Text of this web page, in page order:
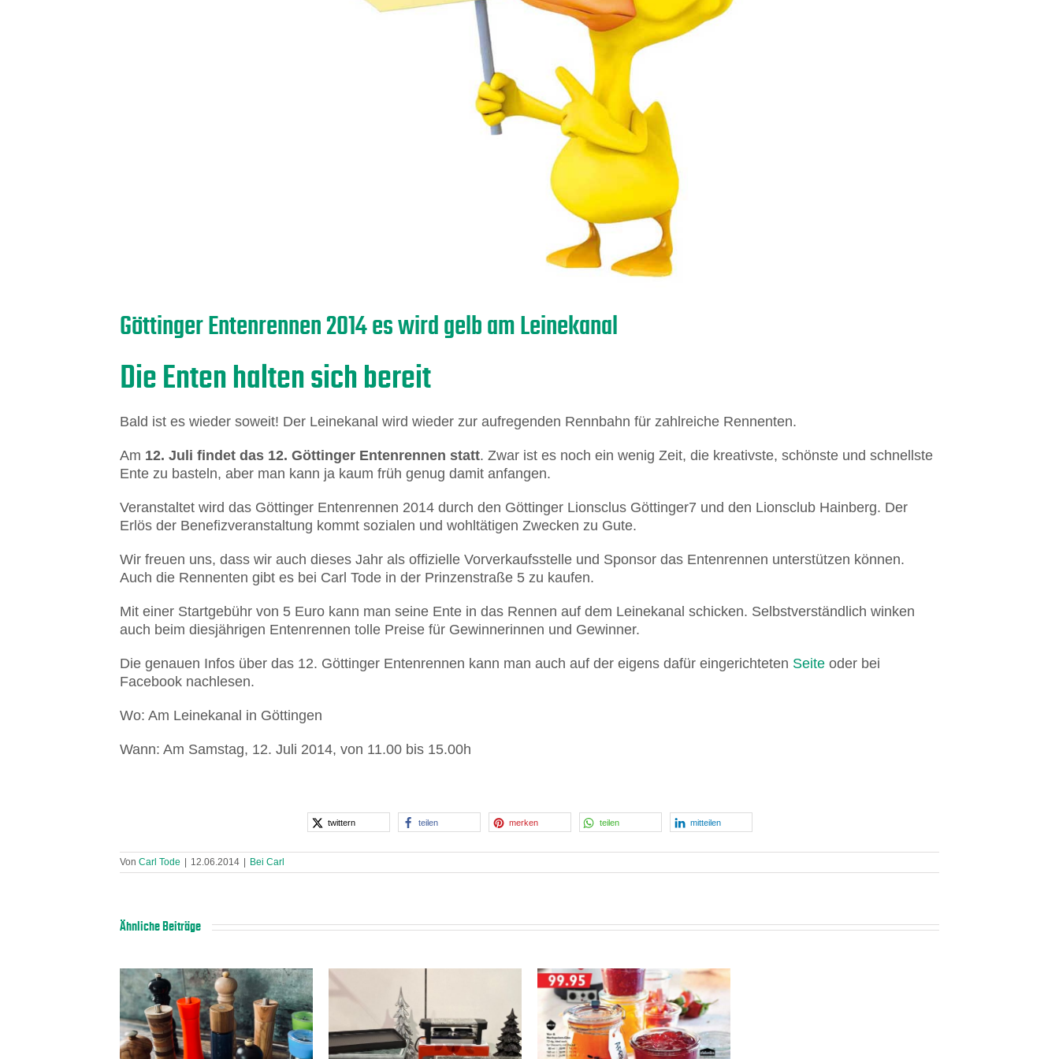
Göttinger Entenrennen 2014 es wird gelb am Leinekanal
Die Enten halten sich bereit
Bald ist es wieder soweit! Der Leinekanal wird wieder zur aufregenden Rennbahn für zahlreiche Rennenten.
Am 12. Juli findet das 12. Göttinger Entenrennen statt. Zwar ist es noch ein wenig Zeit, die kreativste, schönste und schnellste
Ente zu basteln, aber man kann ja kaum früh genug damit anfangen.
Veranstaltet wird das Göttinger Entenrennen 2014 durch den Göttinger Lionsclus Göttinger7 und den Lionsclub Hainberg. Der
Erlös der Benefizveranstaltung kommt sozialen und wohltätigen Zwecken zu Gute.
Wir freuen uns, dass wir auch dieses Jahr als offizielle Vorverkaufsstelle und Sponsor das Entenrennen unterstützen können.
Auch die Rennenten gibt es bei Carl Tode in der Prinzenstraße 5 zu kaufen.
Mit einer Startgebühr von 5 Euro kann man seine Ente in das Rennen auf dem Leinekanal schicken. Selbstverständlich winken
auch beim diesjährigen Entenrennen tolle Preise für Gewinnerinnen und Gewinner.
Die genauen Infos über das 12. Göttinger Entenrennen kann man auch auf der eigens dafür eingerichteten Seite oder bei
Facebook nachlesen.
Wo: Am Leinekanal in Göttingen
Wann: Am Samstag, 12. Juli 2014, von 11.00 bis 15.00h
twittern teilen merken teilen mitteilen
Von Carl Tode 12.06.2014 Bei Carl
Ähnliche Beiträge